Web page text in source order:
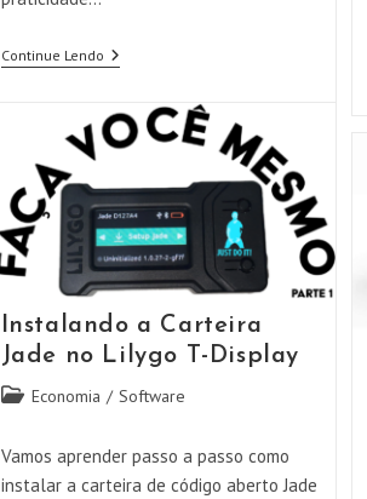
Continue LendoUsando
A
Zeus
Com
A
Instalando a Carteira
Jade no Lilygo T-Display
Categoria
post:
Economia / Software
Vamos aprender passo a passo como
instalar a carteira de código aberto Jade